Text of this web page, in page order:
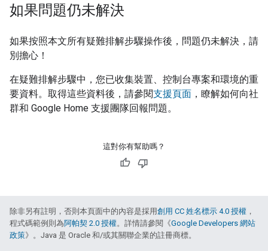
如果問題仍未解決
如果按照本文所有疑難排解步驟操作後，問題仍未解決，請
別擔心！
在疑難排解步驟中，您已收集裝置、控制台專案和環境的重
要資料。取得這些資料後，請參閱支援頁面 ，瞭解如何向社
群和 Google Home 支援團隊回報問題。
這對你有幫助嗎？
除非另有註明，否則本頁面中的內容是採用創用 CC 姓名標示 4.0 授權 ，
程式碼範例則為阿帕契 2.0 授權。詳情請參閱《Google Developers 網站
政策》。Java 是 Oracle 和/或其關聯企業的註冊商標。